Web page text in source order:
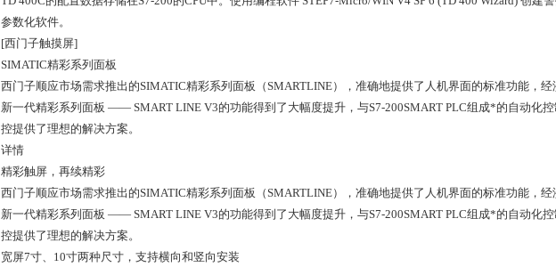
参数化软件。
[西门子触摸屏]
SIMATIC精彩系列面板
西门子顺应市场需求推出的SIMATIC精彩系列面板（SMARTLINE），准确地提供了人机界面的标准功能，
新一代精彩系列面板 —— SMART LINE V3的功能得到了大幅度提升，与S7-200SMART PLC组成*的自动化
控提供了理想的解决方案。
详情
精彩触屏，再续精彩
西门子顺应市场需求推出的SIMATIC精彩系列面板（SMARTLINE），准确地提供了人机界面的标准功能，
新一代精彩系列面板 —— SMART LINE V3的功能得到了大幅度提升，与S7-200SMART PLC组成*的自动化
控提供了理想的解决方案。
宽屏7寸、10寸两种尺寸，支持横向和竖向安装